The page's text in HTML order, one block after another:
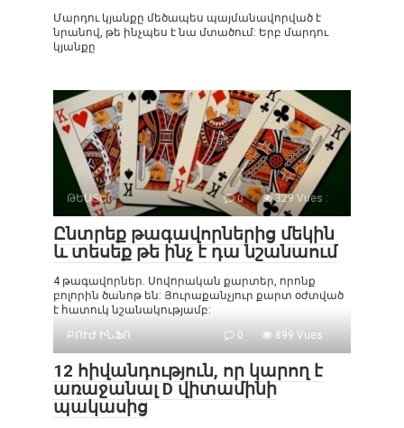
Մարդու կյանքը մեծապես պայմանավորված է
նրանով, թե ինչպես է նա մտածում: Երբ մարդու
կյանքը
ԹԵՍՏԵՐ 0 329 Vues :
Ընտրեք թագավորներից մեկին
և տեսեք թե ինչ է դա նշանաում
4 թագավորներ. Սովորական քարտեր, որոնք
բոլորին ծանոթ են: Յուրաքանչյուր քարտ օժտված
է հատուկ նշանակությամբ:
ԲՈՒԺ ԻՆՖՈ
0 899 Vues :
12 հիվանդություն, որ կարող է
առաջանալ D վիտամինի
պակասից